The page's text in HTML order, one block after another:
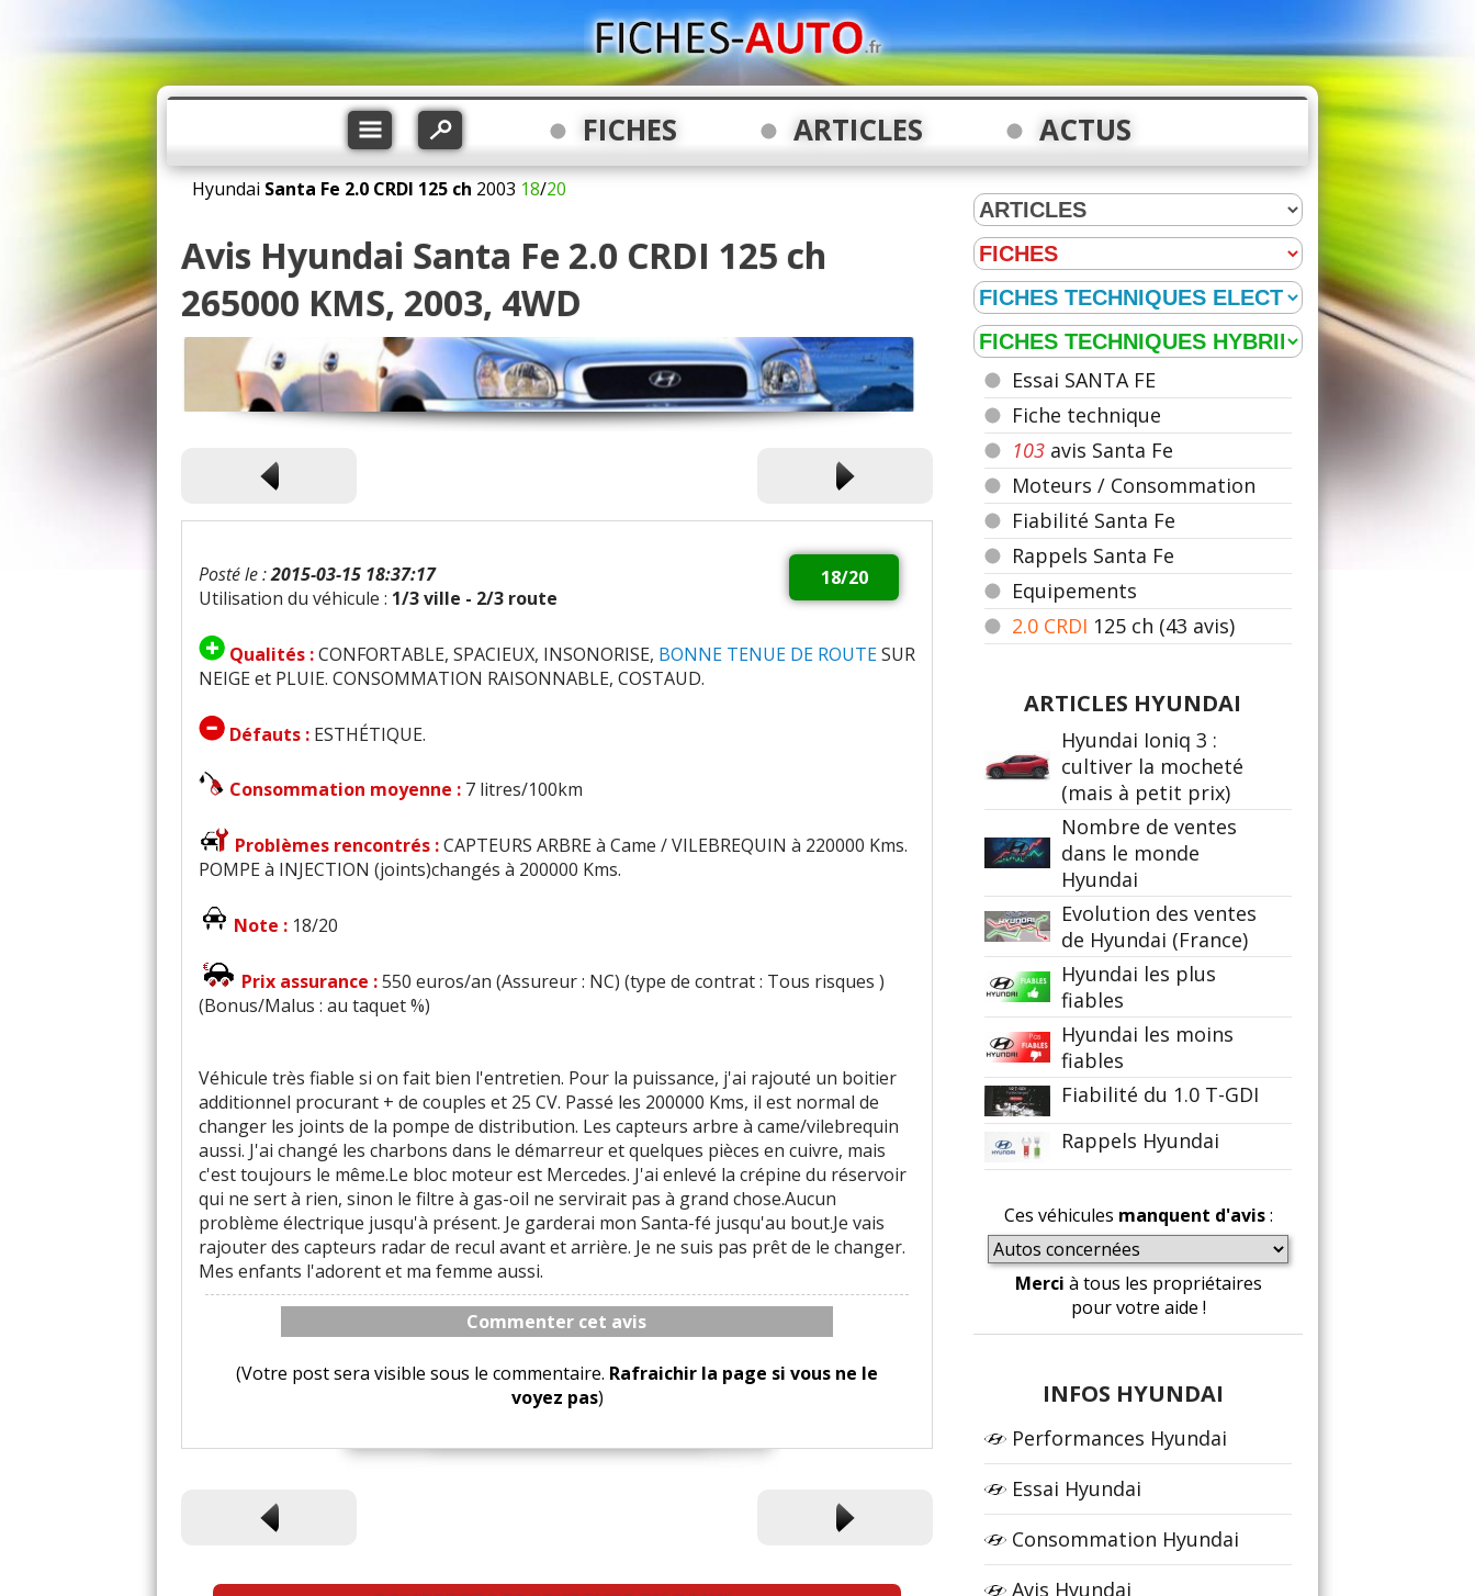
FICHES ARTICLES ACTUS
Hyundai Santa Fe 2.0 CRDI 125 ch 2003 18/20
Avis Hyundai Santa Fe 2.0 CRDI 125 ch
265000 KMS, 2003, 4WD
18/20
Posté le :2015-03-15 18:37:17
Utilisation du véhicule : 1/3 ville - 2/3 route
Qualités :CONFORTABLE, SPACIEUX, INSONORISE, BONNE TENUE DE ROUTESUR
NEIGE et PLUIE. CONSOMMATION RAISONNABLE, COSTAUD.
Défauts : ESTHÉTIQUE.
Consommation moyenne : 7 litres/100km
Problèmes rencontrés :CAPTEURS ARBRE à Came / VILEBREQUIN à 220000 Kms.
POMPE à INJECTION (joints)changés à 200000 Kms.
Note : 18/20
Prix assurance :550 euros/an (Assureur : NC) (type de contrat : Tous risques )
(Bonus/Malus : au taquet %)
Véhicule très fiable si on fait bien l'entretien. Pour la puissance, j'ai rajouté un boitier
additionnel procurant + de couples et 25 CV. Passé les 200000 Kms, il est normal de
changer les joints de la pompe de distribution. Les capteurs arbre à came/vilebrequin
aussi. J'ai changé les charbons dans le démarreur et quelques pièces en cuivre, mais
c'est toujours le même.Le bloc moteur est Mercedes. J'ai enlevé la crépine du réservoir
qui ne sert à rien, sinon le filtre à gas-oil ne servirait pas à grand chose.Aucun
problème électrique jusqu'à présent. Je garderai mon Santa-fé jusqu'au bout.Je vais
rajouter des capteurs radar de recul avant et arrière. Je ne suis pas prêt de le changer.
Mes enfants l'adorent et ma femme aussi.
Commenter cet avis
(Votre post sera visible sous le commentaire. Rafraichir la page si vous ne le
voyez pas)
Essai SANTA FE
Fiche technique
103 avis Santa Fe
Moteurs / Consommation
Fiabilité Santa Fe
Rappels Santa Fe
Equipements
2.0 CRDI 125 ch (43 avis)
ARTICLES HYUNDAI
Hyundai Ioniq 3 :
cultiver la mocheté
(mais à petit prix)
Nombre de ventes
dans le monde
Hyundai
Evolution des ventes
de Hyundai (France)
Hyundai les plus
fiables
Hyundai les moins
fiables
Fiabilité du 1.0 T-GDI
Rappels Hyundai
Ces véhicules manquent d'avis:
Merci à tous les propriétaires
pour votre aide !
INFOS HYUNDAI
Performances Hyundai
Essai Hyundai
Consommation Hyundai
Avis Hyundai